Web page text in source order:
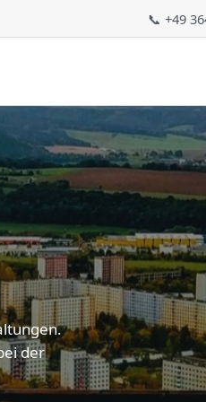
📞 +49
der